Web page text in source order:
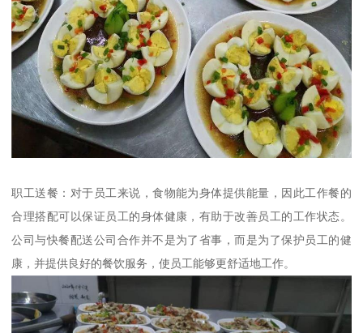
职工送餐：对于员工来说，食物能为身体提供能量，因此工作餐的
合理搭配可以保证员工的身体健康，有助于改善员工的工作状态。
公司与快餐配送公司合作并不是为了省事，而是为了保护员工的健
康，并提供良好的餐饮服务，使员工能够更舒适地工作。